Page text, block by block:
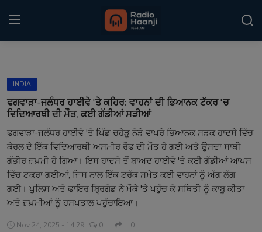
Home
Kitaab Kahani
Gallery
Sponsors
Matrimonial
INDIA
ਫਗਵਾੜਾ-ਜਲੰਧਰ ਹਾਈਵੇ 'ਤੇ ਕਹਿਰ: ਵਾਹਨਾਂ ਦੀ ਭਿਆਨਕ ਟੱਕਰ 'ਚ
ਵਿਦਿਆਰਥੀ ਦੀ ਮੌਤ, ਕਈ ਗੱਡੀਆਂ ਸੜੀਆਂ
ਫਗਵਾੜਾ-ਜਲੰਧਰ ਹਾਈਵੇ 'ਤੇ ਪਿੰਡ ਚਹੇੜੂ ਨੇੜੇ ਵਾਪਰੇ ਭਿਆਨਕ ਸੜਕ ਹਾਦਸੇ ਵਿੱਚ
ਕੇਰਲ ਦੇ ਇੱਕ ਵਿਦਿਆਰਥੀ ਅਸਮੀਰ ਰੌਫ ਦੀ ਮੌਤ ਹੋ ਗਈ ਅਤੇ ਉਸਦਾ ਸਾਥੀ
ਗੰਭੀਰ ਜ਼ਖ਼ਮੀ ਹੋ ਗਿਆ। ਇਸ ਹਾਦਸੇ ਤੋਂ ਬਾਅਦ ਹਾਈਵੇ 'ਤੇ ਕਈ ਗੱਡੀਆਂ ਆਪਸ
ਵਿੱਚ ਟਕਰਾ ਗਈਆਂ, ਜਿਸ ਨਾਲ ਇੱਕ ਟਰੱਕ ਸਮੇਤ ਕਈ ਵਾਹਨਾਂ ਨੂੰ ਅੱਗ ਲੱਗ
ਗਈ। ਪੁਲਿਸ ਅਤੇ ਫਾਇਰ ਬ੍ਰਿਗੇਡ ਨੇ ਮੌਕੇ 'ਤੇ ਪਹੁੰਚ ਕੇ ਸਥਿਤੀ ਨੂੰ ਕਾਬੂ ਕੀਤਾ
ਅਤੇ ਜ਼ਖ਼ਮੀਆਂ ਨੂੰ ਹਸਪਤਾਲ ਪਹੁੰਚਾਇਆ।
Nov 24, 2025 - 14:29 0 0